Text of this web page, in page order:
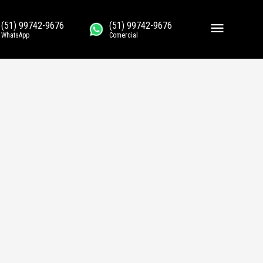
(51) 99742-9676
WhatsApp
(51) 99742-9676
Comercial